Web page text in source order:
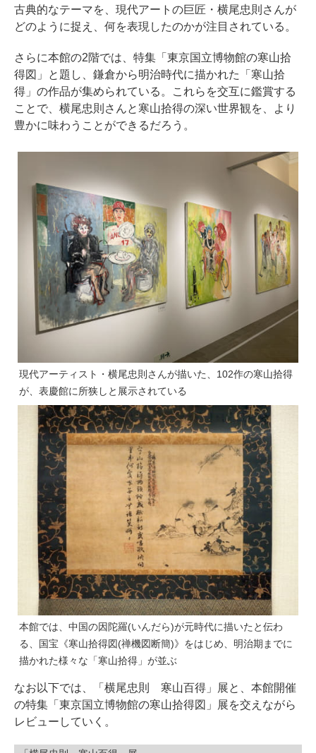
古典的なテーマを、現代アートの巨匠・横尾忠則さんが
どのように捉え、何を表現したのかが注目されている。
さらに本館の2階では、特集「東京国立博物館の寒山拾
得図」と題し、鎌倉から明治時代に描かれた「寒山拾
得」の作品が集められている。これらを交互に鑑賞する
ことで、横尾忠則さんと寒山拾得の深い世界観を、より
豊かに味わうことができるだろう。
現代アーティスト・横尾忠則さんが描いた、102作の寒山拾得
が、表慶館に所狭しと展示されている
本館では、中国の因陀羅(いんだら)が元時代に描いたと伝わ
る、国宝《寒山拾得図(禅機図断簡)》をはじめ、明治期までに
描かれた様々な「寒山拾得」が並ぶ
なお以下では、「横尾忠則 寒山百得」展と、本館開催
の特集「東京国立博物館の寒山拾得図」展を交えながら
レビューしていく。